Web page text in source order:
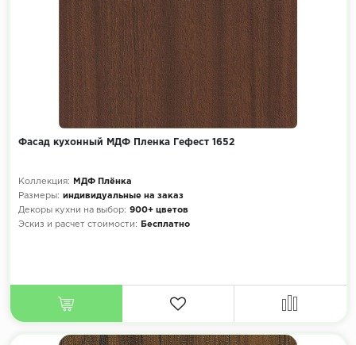
Фасад кухонный МДФ Пленка Гефест 1652
Коллекция:
МДФ Плёнка
Размеры: индивидуальные на заказ
Декоры кухни на выбор: 900+ цветов
Эскиз и расчет стоимости:
Бесплатно